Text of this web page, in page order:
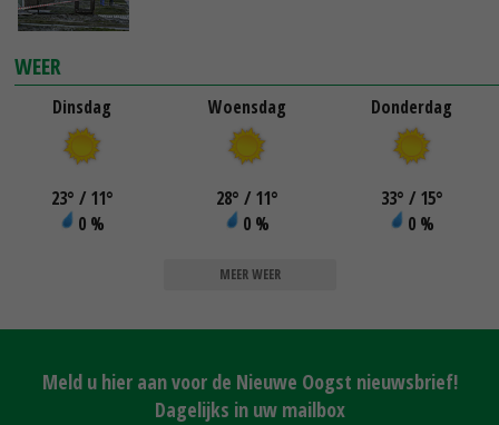
WEER
Dinsdag
23° / 11°
0 %
Woensdag
28° / 11°
0 %
Donderdag
33° / 15°
0 %
MEER WEER
Meld u hier aan voor de Nieuwe Oogst nieuwsbrief!
Dagelijks in uw mailbox